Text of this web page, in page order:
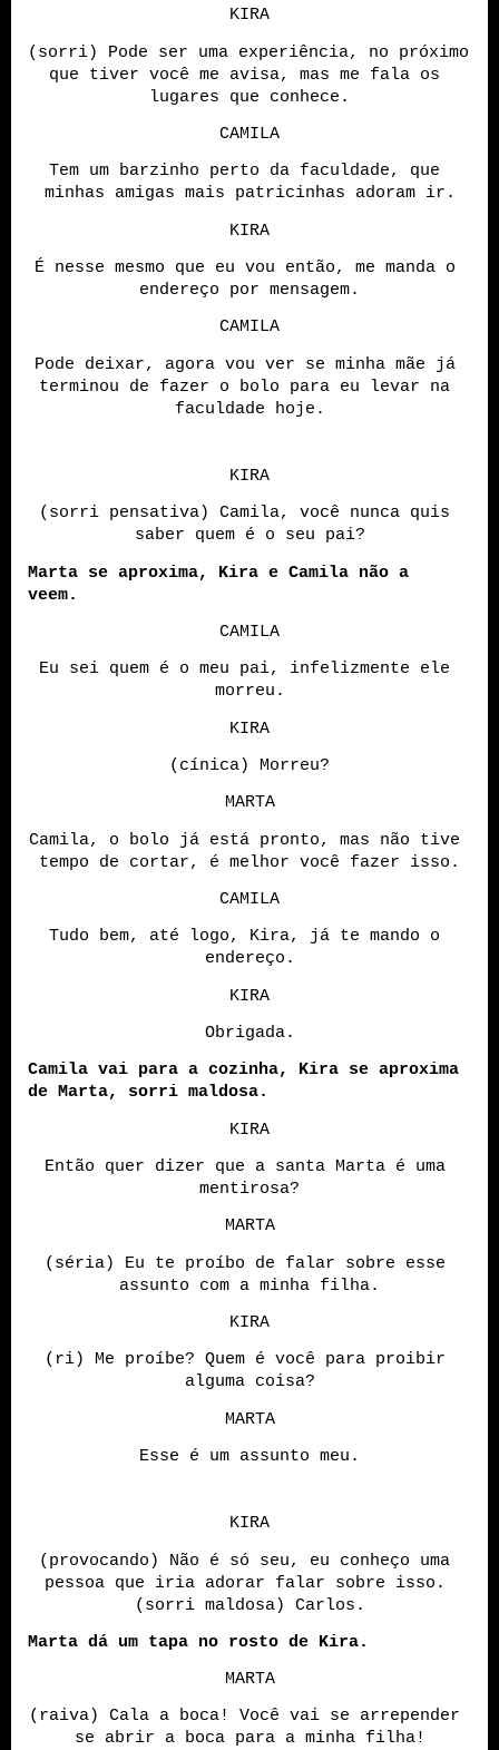
KIRA
(sorri) Pode ser uma experiência, no próximo
que tiver você me avisa, mas me fala os
lugares que conhece.
CAMILA
Tem um barzinho perto da faculdade, que
minhas amigas mais patricinhas adoram ir.
KIRA
É nesse mesmo que eu vou então, me manda o
endereço por mensagem.
CAMILA
Pode deixar, agora vou ver se minha mãe já
terminou de fazer o bolo para eu levar na
faculdade hoje.
KIRA
(sorri pensativa) Camila, você nunca quis
saber quem é o seu pai?
Marta se aproxima, Kira e Camila não a
veem.
CAMILA
Eu sei quem é o meu pai, infelizmente ele
morreu.
KIRA
(cínica) Morreu?
MARTA
Camila, o bolo já está pronto, mas não tive
tempo de cortar, é melhor você fazer isso.
CAMILA
Tudo bem, até logo, Kira, já te mando o
endereço.
KIRA
Obrigada.
Camila vai para a cozinha, Kira se aproxima
de Marta, sorri maldosa.
KIRA
Então quer dizer que a santa Marta é uma
mentirosa?
MARTA
(séria) Eu te proíbo de falar sobre esse
assunto com a minha filha.
KIRA
(ri) Me proíbe? Quem é você para proibir
alguma coisa?
MARTA
Esse é um assunto meu.
KIRA
(provocando) Não é só seu, eu conheço uma
pessoa que iria adorar falar sobre isso.
(sorri maldosa) Carlos.
Marta dá um tapa no rosto de Kira.
MARTA
(raiva) Cala a boca! Você vai se arrepender
se abrir a boca para a minha filha!